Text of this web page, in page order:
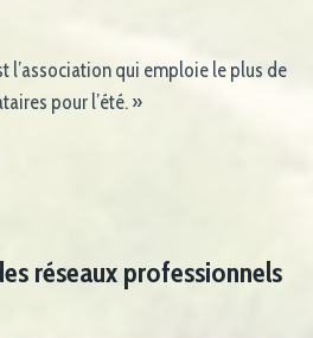
l’association qui emploie le plus de
pour l’été. »
réseaux professionnels